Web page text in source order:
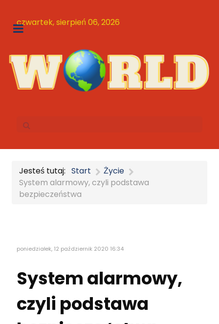
czwartek, sierpień 06, 2026
Jesteś tutaj: Start
Życie
System alarmowy, czyli podstawa
bezpieczeństwa
poniedziałek, 12 październik 2020 16:34
System alarmowy,
czyli podstawa